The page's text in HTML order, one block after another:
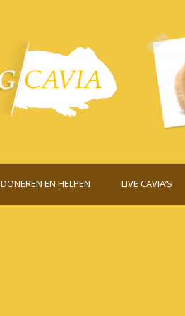
DONEREN EN HELPEN LIVE CAVIA’S